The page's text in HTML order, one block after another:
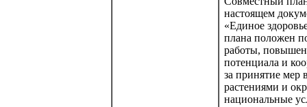
настоящем
«Единое
плана положен
работы,
потенциала и
за принятие мер
растениями и
национальные